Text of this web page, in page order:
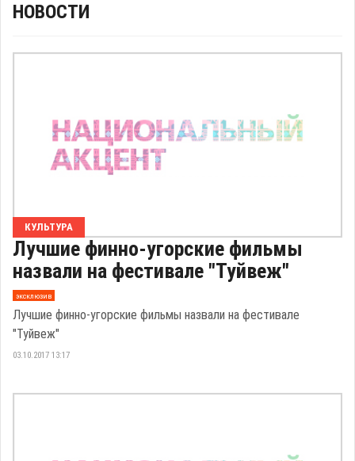
НОВОСТИ
КУЛЬТУРА
Лучшие финно-угорские фильмы
назвали на фестивале "Туйвеж"
эксклюзив
Лучшие финно-угорские фильмы назвали на фестивале
"Туйвеж"
03.10.2017 13:17